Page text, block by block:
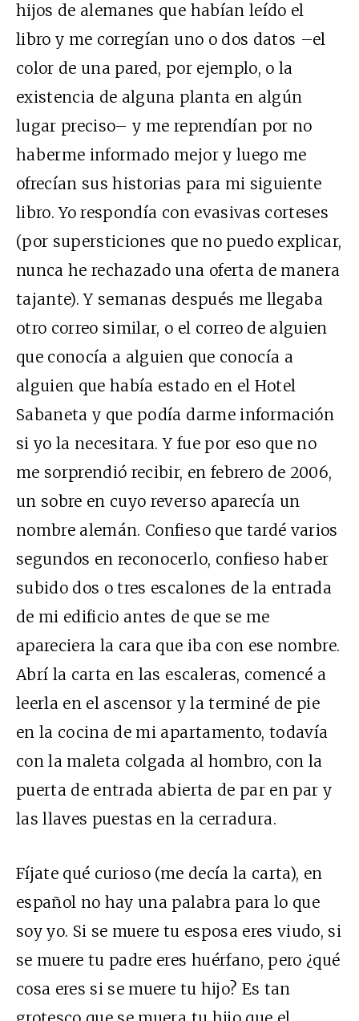
hijos de alemanes que habían leído el
libro y me corregían uno o dos datos –el
color de una pared, por ejemplo, o la
existencia de alguna planta en algún
lugar preciso– y me reprendían por no
haberme informado mejor y luego me
ofrecían sus historias para mi siguiente
libro. Yo respondía con evasivas corteses
(por supersticiones que no puedo explicar,
nunca he rechazado una oferta de manera
tajante). Y semanas después me llegaba
otro correo similar, o el correo de alguien
que conocía a alguien que conocía a
alguien que había estado en el Hotel
Sabaneta y que podía darme información
si yo la necesitara. Y fue por eso que no
me sorprendió recibir, en febrero de 2006,
un sobre en cuyo reverso aparecía un
nombre alemán. Confieso que tardé varios
segundos en reconocerlo, confieso haber
subido dos o tres escalones de la entrada
de mi edificio antes de que se me
apareciera la cara que iba con ese nombre.
Abrí la carta en las escaleras, comencé a
leerla en el ascensor y la terminé de pie
en la cocina de mi apartamento, todavía
con la maleta colgada al hombro, con la
puerta de entrada abierta de par en par y
las llaves puestas en la cerradura.
Fíjate qué curioso (me decía la carta), en
español no hay una palabra para lo que
soy yo. Si se muere tu esposa eres viudo, si
se muere tu padre eres huérfano, pero ¿qué
cosa eres si se muere tu hijo? Es tan